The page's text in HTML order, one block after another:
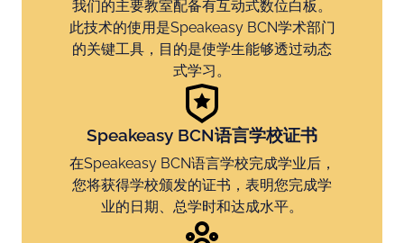
我们的主要教室配备有互动式数位白板。
此技术的使用是Speakeasy BCN学术部门
的关键工具，目的是使学生能够透过动态
式学习。
Speakeasy BCN语言学校证书
在Speakeasy BCN语言学校完成学业后，
您将获得学校颁发的证书，表明您完成学
业的日期、总学时和达成水平。